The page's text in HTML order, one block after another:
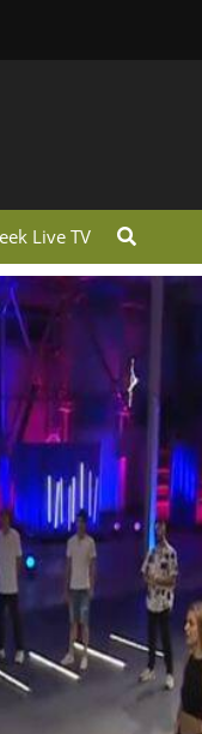
Live TV